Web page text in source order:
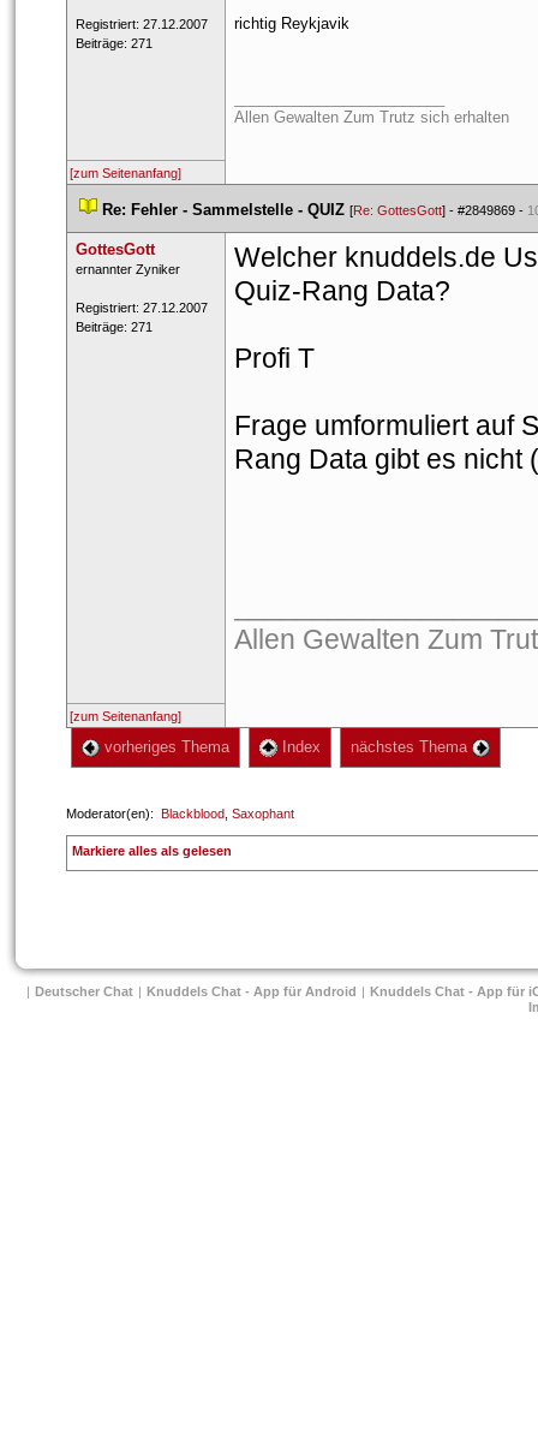
Registriert: 27.12.2007
Beiträge: 271
richtig Reykjavik
Allen Gewalten Zum Trutz sich erhalten
[zum Seitenanfang]
Re: Fehler - Sammelstelle - QUIZ [Re: GottesGott] - #2849869 -
GottesGott
ernan​nter ​Zynik​er​
Registriert: 27.12.2007
Beiträge: 271
Welcher knuddels.de
Quiz-Rang Data?
Profi T
Frage umformuliert auf
Rang Data gibt es nicht
Allen Gewalten Zum
[zum Seitenanfang]
vorheriges Thema Index nächstes Thema
Moderator(en): Blackblood Saxophant
Markiere alles als gelesen
| Deutscher Chat | Knuddels Chat - App für Android | Knuddels Chat - App für